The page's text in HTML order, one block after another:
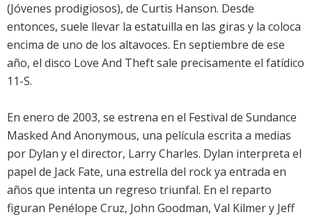
(Jóvenes prodigiosos), de Curtis Hanson. Desde
entonces, suele llevar la estatuilla en las giras y la coloca
encima de uno de los altavoces. En septiembre de ese
año, el disco Love And Theft sale precisamente el fatídico
11-S.
En enero de 2003, se estrena en el Festival de Sundance
Masked And Anonymous, una película escrita a medias
por Dylan y el director, Larry Charles. Dylan interpreta el
papel de Jack Fate, una estrella del rock ya entrada en
años que intenta un regreso triunfal. En el reparto
figuran Penélope Cruz, John Goodman, Val Kilmer y Jeff